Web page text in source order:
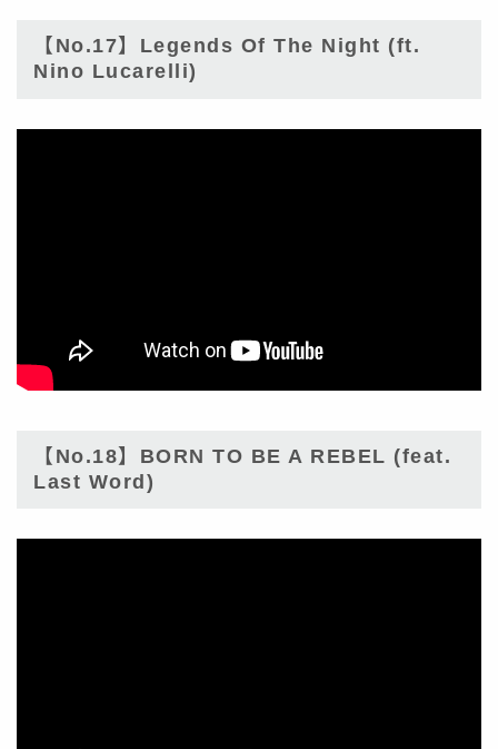
【No.17】Legends Of The Night (ft.
Nino Lucarelli)
【No.18】BORN TO BE A REBEL (feat.
Last Word)